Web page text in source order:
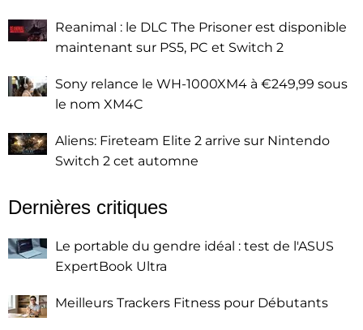
Reanimal : le DLC The Prisoner est disponible
maintenant sur PS5, PC et Switch 2
Sony relance le WH-1000XM4 à €249,99 sous
le nom XM4C
Aliens: Fireteam Elite 2 arrive sur Nintendo
Switch 2 cet automne
Dernières critiques
Le portable du gendre idéal : test de l'ASUS
ExpertBook Ultra
Meilleurs Trackers Fitness pour Débutants